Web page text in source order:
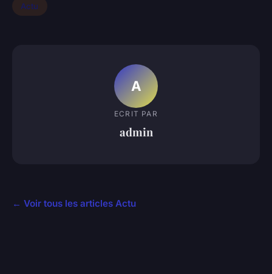
Actu
A
ECRIT PAR
admin
← Voir tous les articles Actu